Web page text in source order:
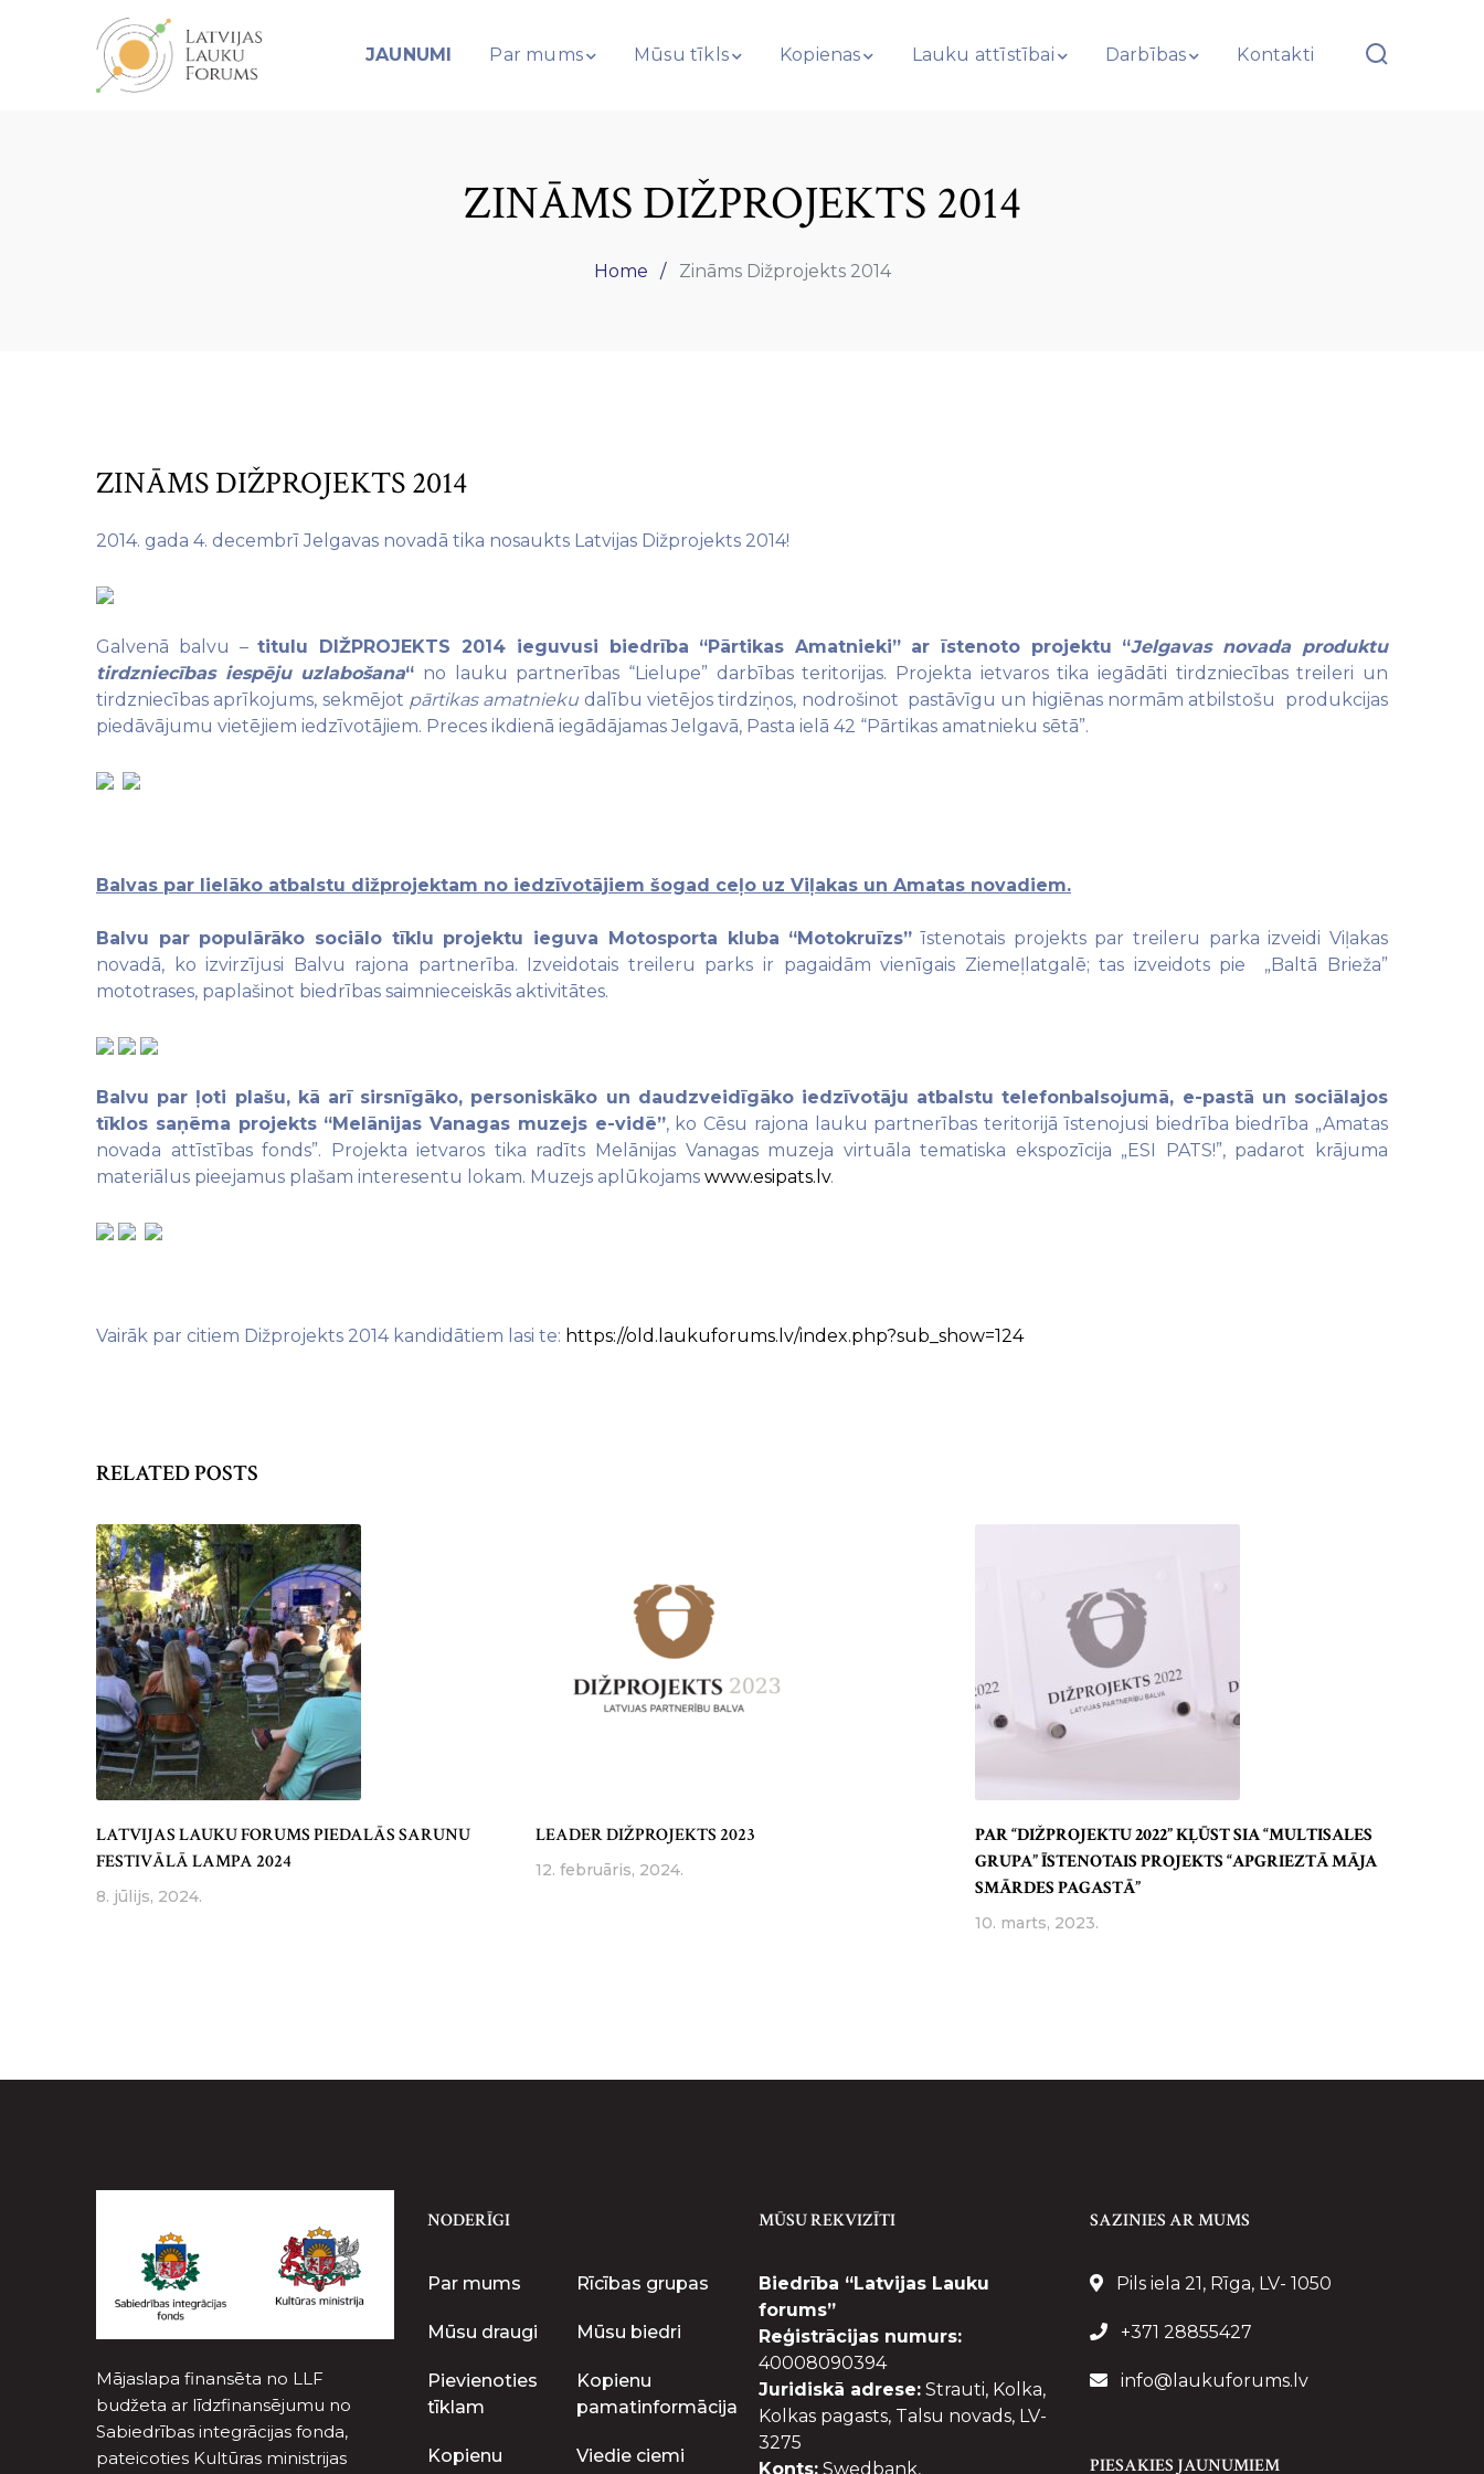
JAUNUMI Par mums Mūsu tīkls Kopienas Lauku attīstībai Darbības Kontakti
ZINĀMS DIŽPROJEKTS 2014
Home Zināms Dižprojekts 2014
ZINĀMS DIŽPROJEKTS 2014
2014. gada 4. decembrī Jelgavas novadā tika nosaukts Latvijas Dižprojekts 2014!
Galvenā balvu –titulu DIŽPROJEKTS 2014 ieguvusi biedrība “Pārtikas Amatnieki” ar īstenoto projektu “Jelgavas novada produktu
tirdzniecības iespēju uzlabošana“ no lauku partnerības “Lielupe” darbības teritorijas. Projekta ietvaros tika iegādāti tirdzniecības treileri un
tirdzniecības aprīkojums, sekmējot pārtikas amatnieku dalību vietējos tirdziņos, nodrošinot pastāvīgu un higiēnas normām atbilstošu produkcijas
piedāvājumu vietējiem iedzīvotājiem. Preces ikdienā iegādājamas Jelgavā, Pasta ielā 42 “Pārtikas amatnieku sētā”.
Balvas par lielāko atbalstu dižprojektam no iedzīvotājiem šogad ceļo uz Viļakas un Amatas novadiem.
Balvu par populārāko sociālo tīklu projektu ieguva Motosporta kluba “Motokruīzs” īstenotais projekts par treileru parka izveidi Viļakas
novadā, ko izvirzījusi Balvu rajona partnerība. Izveidotais treileru parks ir pagaidām vienīgais Ziemeļlatgalē; tas izveidots pie „Baltā Brieža”
mototrases, paplašinot biedrības saimnieceiskās aktivitātes.
Balvu par ļoti plašu, kā arī sirsnīgāko, personiskāko un daudzveidīgāko iedzīvotāju atbalstu telefonbalsojumā, e-pastā un sociālajos
tīklos saņēma projekts “Melānijas Vanagas muzejs e-vidē”, ko Cēsu rajona lauku partnerības teritorijā īstenojusi biedrība biedrība „Amatas
novada attīstības fonds”. Projekta ietvaros tika radīts Melānijas Vanagas muzeja virtuāla tematiska ekspozīcija „ESI PATS!”, padarot krājuma
materiālus pieejamus plašam interesentu lokam. Muzejs aplūkojams www.esipats.lv.
Vairāk par citiem Dižprojekts 2014 kandidātiem lasi te: https://old.laukuforums.lv/index.php?sub_show=124
RELATED POSTS
LATVIJAS LAUKU FORUMS PIEDALĀS SARUNU
FESTIVĀLĀ LAMPA 2024
8. jūlijs, 2024.
LEADER DIŽPROJEKTS 2023
12. februāris, 2024.
PAR “DIŽPROJEKTU 2022” KĻŪST SIA “MULTISALES
GRUPA” ĪSTENOTAIS PROJEKTS “APGRIEZTĀ MĀJA
SMĀRDES PAGASTĀ”
10. marts, 2023.
Mājaslapa finansēta no LLF
budžeta ar līdzfinansējumu no
Sabiedrības integrācijas fonda,
pateicoties Kultūras ministrijas
NODERĪGI
Par mums Rīcības grupas
Mūsu draugi Mūsu biedri
Pievienoties
tīklam
Kopienu
pamatinformācija
Kopienu
Viedie ciemi
MŪSU REKVIZĪTI
Biedrība “Latvijas Lauku
forums”
Reģistrācijas numurs:
40008090394
Juridiskā adrese: Strauti, Kolka,
Kolkas pagasts, Talsu novads, LV-
3275
Konts: Swedbank,
SAZINIES AR MUMS
Pils iela 21, Rīga, LV- 1050
+371 28855427
info@laukuforums.lv
PIESAKIES JAUNUMIEM